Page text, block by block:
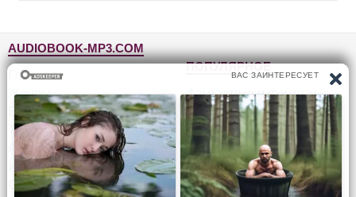
AUDIOBOOK-MP3.COM
Главная
Жанры
Блог
Топ-100
Авторы
Исполнители
Обратная связь
ПОПУЛЯРНОЕ
Фантастика и фэнтези
Детективы, триллеры
Для детей
Роман, проза
Приключения
Юмор, сатира